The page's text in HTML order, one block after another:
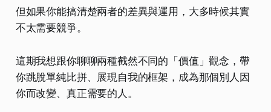
但如果你能搞清楚兩者的差異與運用，大多時候其實
不太需要競爭。
這期我想跟你聊聊兩種截然不同的「價值」觀念，帶
你跳脫單純比拼、展現自我的框架，成為那個別人因
你而改變、真正需要的人。